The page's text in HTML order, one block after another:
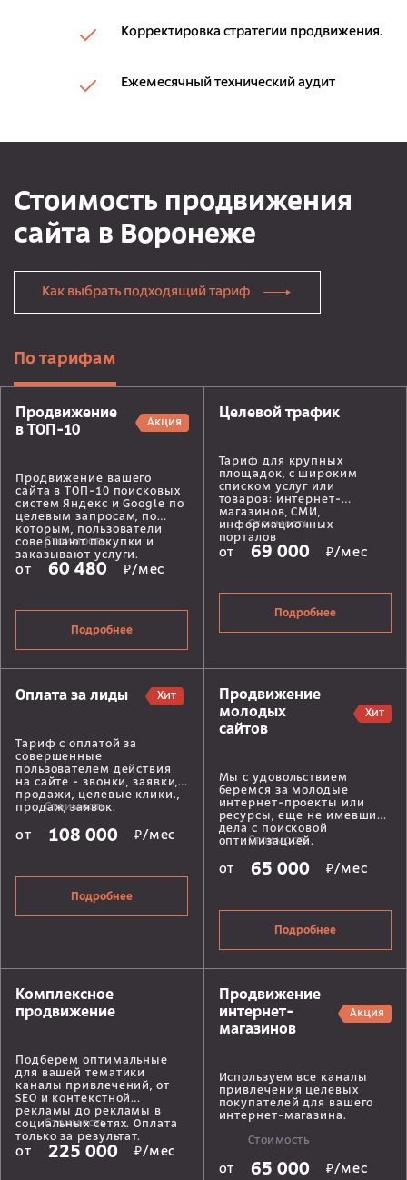
Корректировка стратегии продвижения.
Ежемесячный технический аудит
Стоимость продвижения
сайта в Воронеже
Как выбрать подходящий тариф
По тарифам
Продвижение
в ТОП-10
Акция
Продвижение вашего
сайта в ТОП-10 поисковых
систем Яндекс и Google по
целевым запросам, по
которым, пользователи
совершают покупки и
заказывают услуги.
Стоимость
от 60 480 ₽/мес
Подробнее
Целевой трафик
Тариф для крупных
площадок, с широким
списком услуг или
товаров: интернет-
магазинов, СМИ,
информационных
порталов
Стоимость
от 69 000 ₽/мес
Подробнее
Оплата за лиды Хит
Тариф с оплатой за
совершенные
пользователем действия
на сайте - звонки, заявки,
продажи, целевые клики.,
продаж, заявок.
Стоимость
от 108 000 ₽/мес
Подробнее
Продвижение
молодых
сайтов
Хит
Мы с удовольствием
беремся за молодые
интернет-проекты или
ресурсы, еще не имевшие
дела с поисковой
оптимизацией.
Стоимость
от 65 000 ₽/мес
Подробнее
Комплексное
продвижение
Подберем оптимальные
для вашей тематики
каналы привлечений, от
SEO и контекстной
рекламы до рекламы в
социальных сетях. Оплата
только за результат.
Стоимость
от 225 000 ₽/мес
Продвижение
интернет-
магазинов
Акция
Используем все каналы
привлечения целевых
покупателей для вашего
интернет-магазина.
Стоимость
от 65 000 ₽/мес